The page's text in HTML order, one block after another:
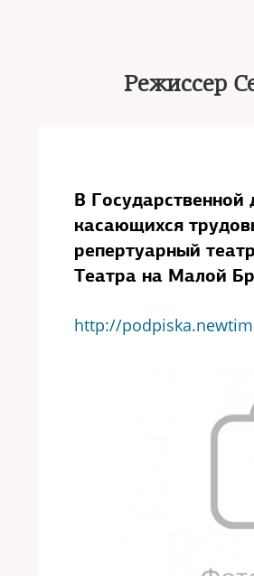
Режиссер
В
касающихся
репертуарный
Театра на Малой
http://